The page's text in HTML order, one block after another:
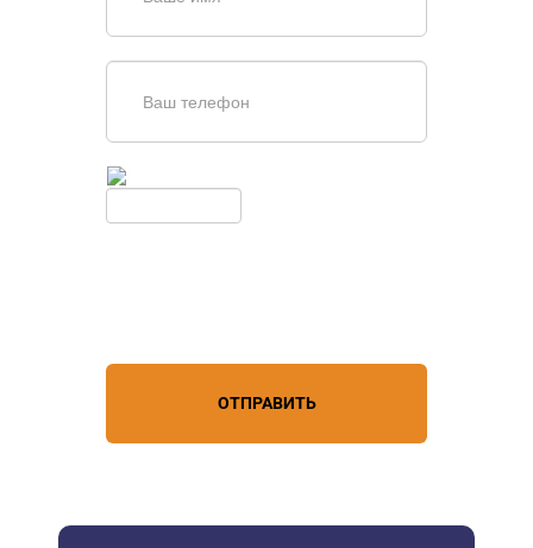
ОТПРАВИТЬ